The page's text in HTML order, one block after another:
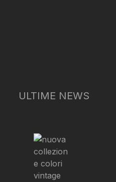
ULTIME NEWS